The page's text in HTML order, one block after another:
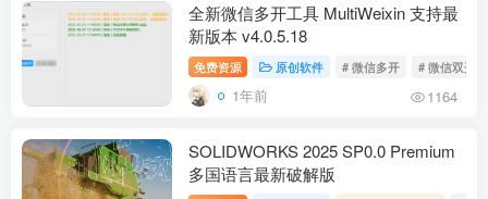
全新微信多开工具 MultiWeixin 支持最
新版本 v4.0.5.18
免费资源 原创软件 # 微信多开 # 微信双开
1年前 1164
SOLIDWORKS 2025 SP0.0 Premium
多国语言最新破解版